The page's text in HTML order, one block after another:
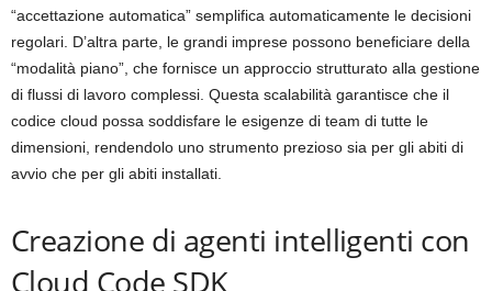
“accettazione automatica” semplifica automaticamente le decisioni
regolari. D’altra parte, le grandi imprese possono beneficiare della
“modalità piano”, che fornisce un approccio strutturato alla gestione
di flussi di lavoro complessi. Questa scalabilità garantisce che il
codice cloud possa soddisfare le esigenze di team di tutte le
dimensioni, rendendolo uno strumento prezioso sia per gli abiti di
avvio che per gli abiti installati.
Creazione di agenti intelligenti con
Cloud Code SDK